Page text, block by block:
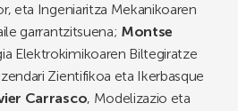
eta Ingeniaritza Mekanikoaren
garrantzitsuena; Montse
Elektrokimikoaren Biltegiratze
Zientifikoa eta Ikerbasque
Carrasco, Modelizazio eta